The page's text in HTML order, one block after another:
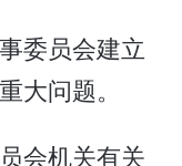
委员会建立
大问题。
会机关有关